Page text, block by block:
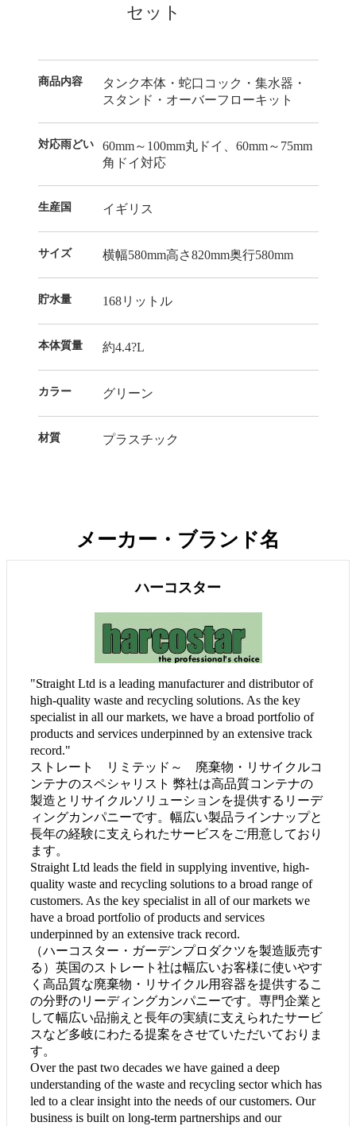
セット
商品内容
タンク本体・蛇口コック・集水器・
スタンド・オーバーフローキット
対応雨どい
60mm～100mm丸ドイ、60mm～75mm
角ドイ対応
生産国 イギリス
サイズ 横幅580mm高さ820mm奥行580mm
貯水量 168リットル
本体質量 約4.4?L
カラー グリーン
材質 プラスチック
メーカー・ブランド名
ハーコスター
"Straight Ltd is a leading manufacturer and distributor of
high-quality waste and recycling solutions. As the key
specialist in all our markets, we have a broad portfolio of
products and services underpinned by an extensive track
record."
ストレート リミテッド～ 廃棄物・リサイクルコ
ンテナのスペシャリスト 弊社は高品質コンテナの
製造とリサイクルソリューションを提供するリーデ
ィングカンパニーです。幅広い製品ラインナップと
長年の経験に支えられたサービスをご用意しており
ます。
Straight Ltd leads the field in supplying inventive, high-
quality waste and recycling solutions to a broad range of
customers. As the key specialist in all of our markets we
have a broad portfolio of products and services
underpinned by an extensive track record.
（ハーコスター・ガーデンプロダクツを製造販売す
る）英国のストレート社は幅広いお客様に使いやす
く高品質な廃棄物・リサイクル用容器を提供するこ
の分野のリーディングカンパニーです。専門企業と
して幅広い品揃えと長年の実績に支えられたサービ
スなど多岐にわたる提案をさせていただいておりま
す。
Over the past two decades we have gained a deep
understanding of the waste and recycling sector which has
led to a clear insight into the needs of our customers. Our
business is built on long-term partnerships and our